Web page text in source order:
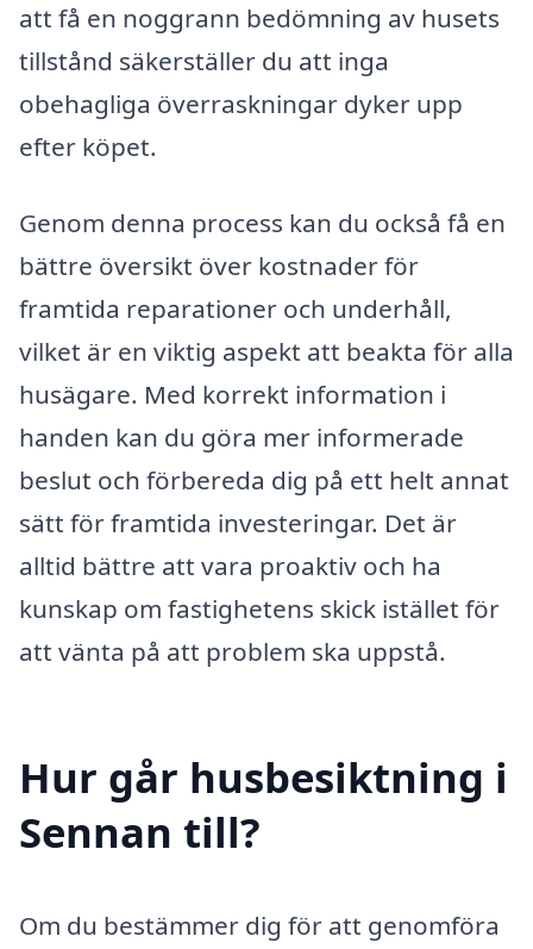
att få en noggrann bedömning av husets
tillstånd säkerställer du att inga
obehagliga överraskningar dyker upp
efter köpet.
Genom denna process kan du också få en
bättre översikt över kostnader för
framtida reparationer och underhåll,
vilket är en viktig aspekt att beakta för alla
husägare. Med korrekt information i
handen kan du göra mer informerade
beslut och förbereda dig på ett helt annat
sätt för framtida investeringar. Det är
alltid bättre att vara proaktiv och ha
kunskap om fastighetens skick istället för
att vänta på att problem ska uppstå.
Hur går husbesiktning i
Sennan till?
Om du bestämmer dig för att genomföra